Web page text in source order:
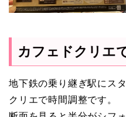
カフェドクリエ
地下鉄の乗り継ぎ駅にス
クリエで時間調整です。